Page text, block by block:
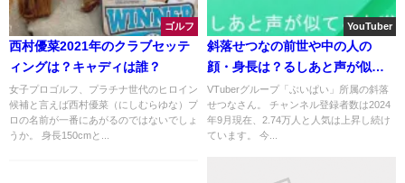
ゴルフ
西村優菜2021年のクラブセッテ
ィングは？キャディは誰？
女子プロゴルフ、プラチナ世代のヒロイン
候補と言えば西村優菜（にしむらゆな）プ
ロの名前が一番にあがるのではないでしょ
うか。 身長150cmと...
YouTuber
斜落せつなの前世や中の人の
顔・身長は？るしあと声が似て
ると噂？
VTuberグループ「ぶいぱい」所属の斜落
せつなさん。 チャンネル登録者数は2024
年9月現在、2.74万人と人気は上昇し続け
ています。 今...